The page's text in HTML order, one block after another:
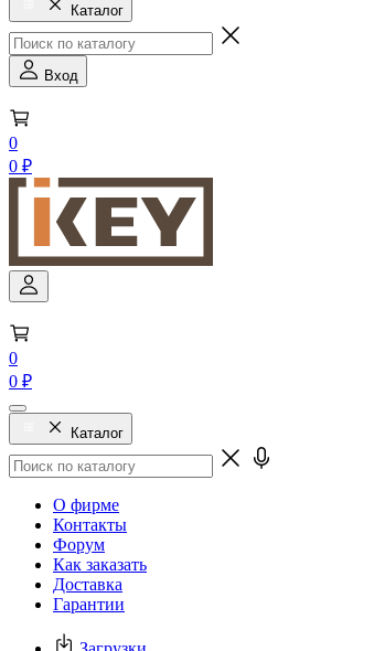
Каталог
Вход
0
0 ₽
0
0 ₽
Каталог
О фирме
Контакты
Форум
Как заказать
Доставка
Гарантии